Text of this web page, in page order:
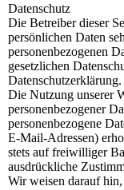
Datenschutz
Die Betreiber dieser
persönlichen Daten
personenbezogenen
gesetzlichen
Datenschutzerklärung.
Die Nutzung unserer
personenbezogener
personenbezogene
E-Mail-Adressen)
stets auf freiwilliger
ausdrückliche
Wir weisen darauf